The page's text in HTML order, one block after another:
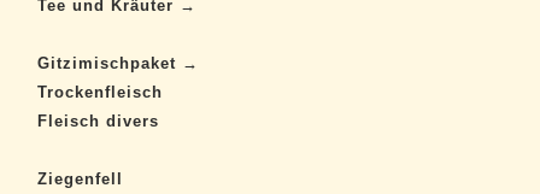
Tee und Kräuter →
Gitzimischpaket →
Trockenfleisch
Fleisch divers
Ziegenfell